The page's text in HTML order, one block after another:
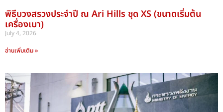
พิธีบวงสรวงประจำปี ณ Ari Hills ชุด ​XS (ขนาดเริ่มต้น
เครื่องเบา)
July 4, 2026
อ่านเพิ่มเติม »